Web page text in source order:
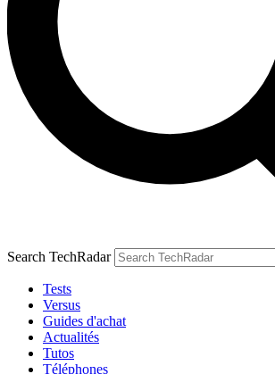
Search TechRadar
Tests
Versus
Guides d'achat
Actualités
Tutos
Téléphones